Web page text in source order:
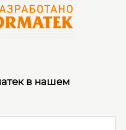
в нашем